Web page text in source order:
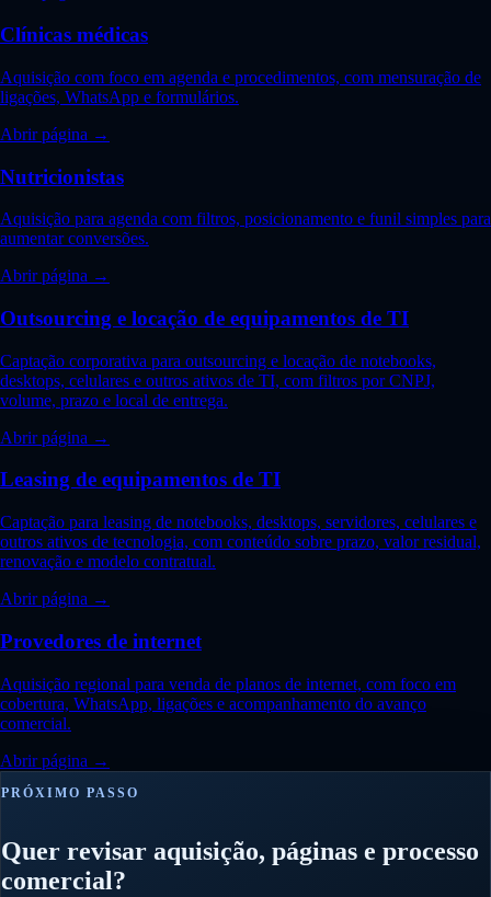
Clínicas médicas
Aquisição com foco em agenda e procedimentos, com mensuração de
ligações, WhatsApp e formulários.
Abrir página →
Nutricionistas
Aquisição para agenda com filtros, posicionamento e funil simples para
aumentar conversões.
Abrir página →
Outsourcing e locação de equipamentos de TI
Captação corporativa para outsourcing e locação de notebooks,
desktops, celulares e outros ativos de TI, com filtros por CNPJ,
volume, prazo e local de entrega.
Abrir página →
Leasing de equipamentos de TI
Captação para leasing de notebooks, desktops, servidores, celulares e
outros ativos de tecnologia, com conteúdo sobre prazo, valor residual,
renovação e modelo contratual.
Abrir página →
Provedores de internet
Aquisição regional para venda de planos de internet, com foco em
cobertura, WhatsApp, ligações e acompanhamento do avanço
comercial.
Abrir página →
PRÓXIMO PASSO
Quer revisar aquisição, páginas e processo
comercial?